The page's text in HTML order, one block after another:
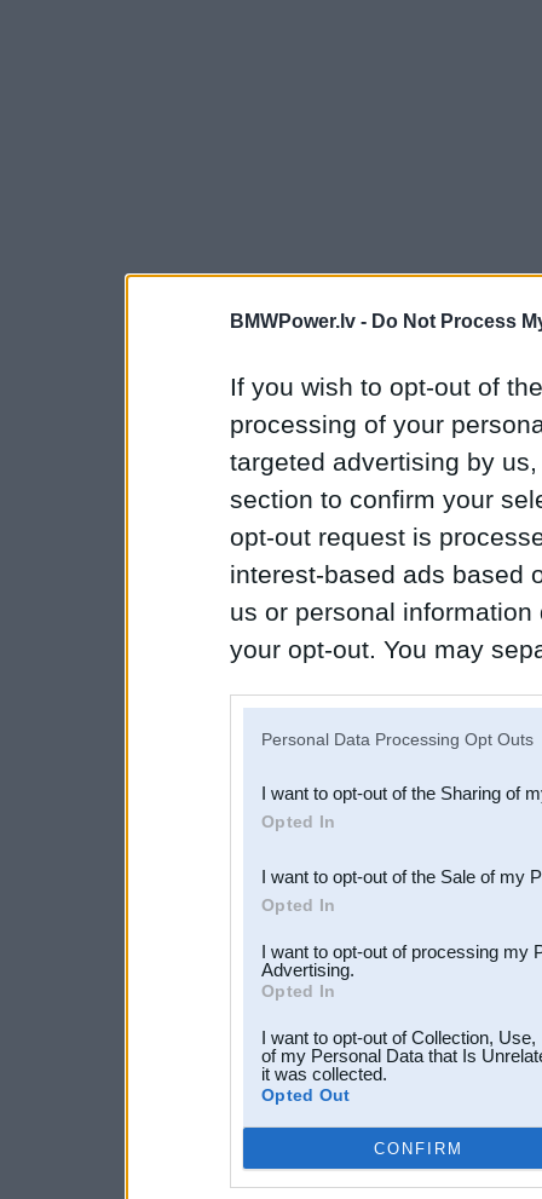
BMWPower.lv - Do Not Process
If you wish to opt-out of
processing of your
targeted advertising by
section to confirm your
opt-out request is
interest-based ads based
us or personal
your opt-out. You may
Downstream Participants
third parties.
Personal Data Processing Opt Outs
I want to opt-out of the Sharing of
Opted In
I want to opt-out of the Sale of my
Opted In
I want to opt-out of processing my
Advertising.
Opted In
I want to opt-out of Collection,
of my Personal Data that Is
it was collected.
Opted Out
CONFIRM